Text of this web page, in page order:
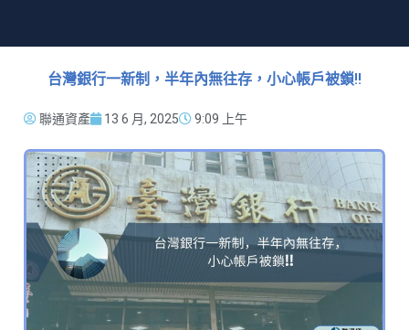
台灣銀行一新制，半年內無往存，小心帳戶被鎖!!
聯通資產 13 6 月, 2025 9:09 上午